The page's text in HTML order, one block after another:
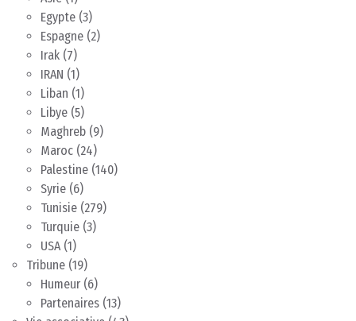
Egypte (3)
Espagne (2)
Irak (7)
IRAN (1)
Liban (1)
Libye (5)
Maghreb (9)
Maroc (24)
Palestine (140)
Syrie (6)
Tunisie (279)
Turquie (3)
USA(1)
Tribune (19)
Humeur (6)
Partenaires (13)